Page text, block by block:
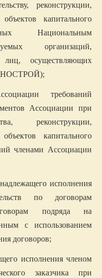
реконструкции,
капитального
Национальным
организаций,
осуществляющих
– НОСТРОЙ);
требований
Ассоциации при
реконструкции,
капитального
членами Ассоциации
исполнения
по договорам
подряда на
с использованием
договоров;
исполнения членом
заказчика при